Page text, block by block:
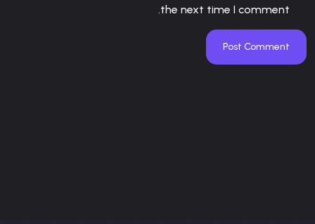
the next time I comment.
Post Comment